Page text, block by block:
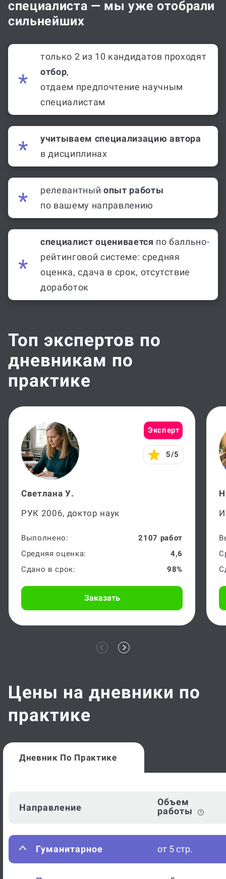
специалиста — мы уже отобрали
сильнейших
только 2 из 10 кандидатов проходят
отбор,
отдаем предпочтение научным
специалистам
учитываем специализацию автора
в дисциплинах
релевантный опыт работы
по вашему направлению
специалист оценивается по балльно-
рейтинговой системе: средняя
оценка, сдача в срок, отсутствие
доработок
Топ экспертов по
дневникам по
практике
Эксперт
5/5
Светлана У.
РУК 2006, доктор наук
Выполнено:
2107 работ
Средняя оценка:
4,6
Сдано в срок:
98%
Заказать
Цены на дневники по
практике
Дневник По Практике
Направление
Объем
работы
Гуманитарное от 5 стр.